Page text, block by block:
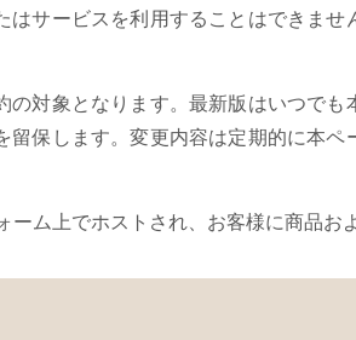
サービスを利用することはできま
対象となります。最新版はいつで
保します。変更内容は定期的に本
ム上でホストされ、お客様に商品お